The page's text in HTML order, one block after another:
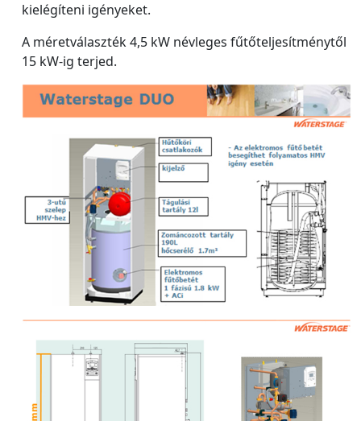
kielégíteni igényeket.
A méretválaszték 4,5 kW névleges fűtőteljesítménytől
15 kW-ig terjed.